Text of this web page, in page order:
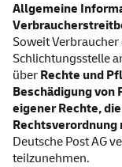
Allgemeine
Soweit
Schlichtungsstelle
über Rechte und
Beschädigung von
eigener Rechte,
Rechtsverordnung
Deutsche Post AG
teilzunehmen.